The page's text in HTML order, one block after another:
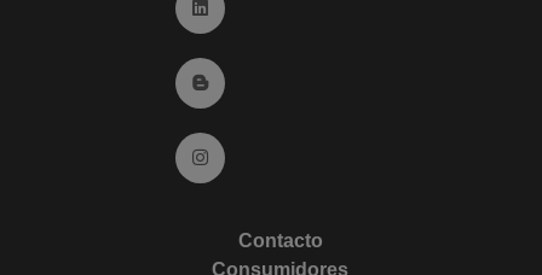
Ir a Linkedin (abre en ventana nueva)
Ir al Blog (abre en ventana nueva)
Ir a Instagram (abre en ventana nueva)
Contacto
Consumidores